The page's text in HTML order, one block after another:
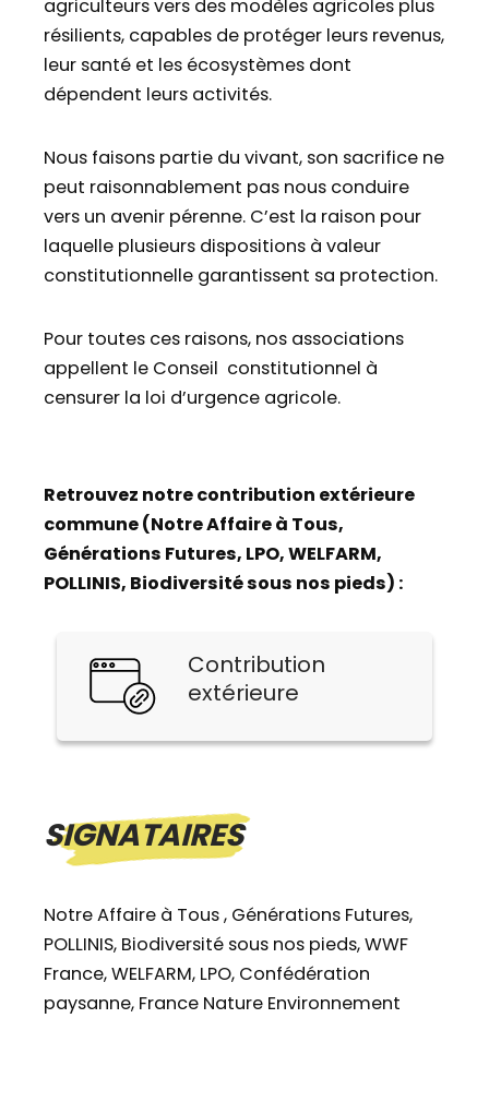
agriculteurs vers des modèles agricoles plus
résilients, capables de protéger leurs revenus,
leur santé et les écosystèmes dont
dépendent leurs activités.
Nous faisons partie du vivant, son sacrifice ne
peut raisonnablement pas nous conduire
vers un avenir pérenne. C’est la raison pour
laquelle plusieurs dispositions à valeur
constitutionnelle garantissent sa protection.
Pour toutes ces raisons, nos associations
appellent le Conseil constitutionnel à
censurer la loi d’urgence agricole.
Retrouvez notre contribution extérieure
commune (Notre Affaire à Tous,
Générations Futures, LPO, WELFARM,
POLLINIS, Biodiversité sous nos pieds) :
Contribution
extérieure
SIGNATAIRES
Notre Affaire à Tous , Générations Futures,
POLLINIS, Biodiversité sous nos pieds, WWF
France, WELFARM, LPO, Confédération
paysanne, France Nature Environnement